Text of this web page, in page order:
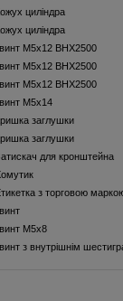
циліндра
циліндра
М5х12 ВНХ2500
М5х12 ВНХ2500
М5х12 ВНХ2500
M5x14
заглушки
заглушки
для кронштейна
з торговою
M5x8
з внутрішнім